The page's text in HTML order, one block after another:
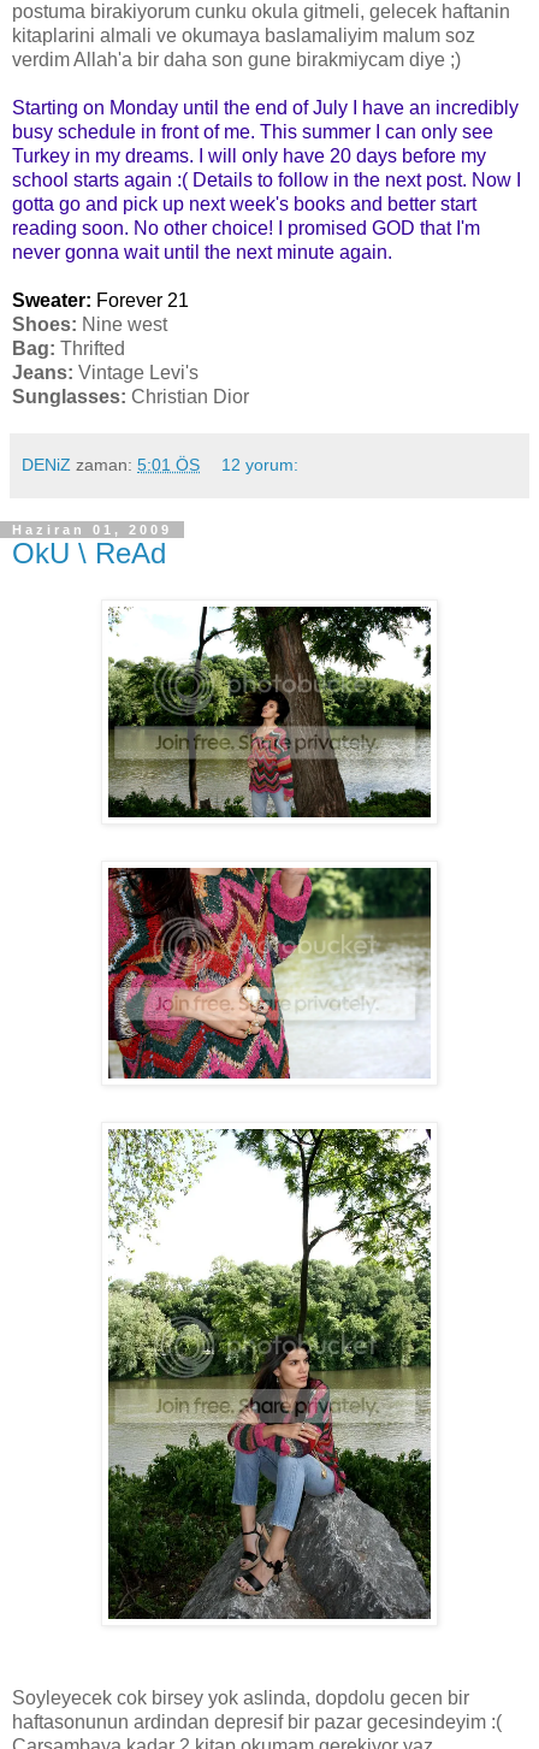
postuma birakiyorum cunku okula gitmeli, gelecek haftanin
kitaplarini almali ve okumaya baslamaliyim malum soz
verdim Allah'a bir daha son gune birakmiycam diye ;)
Starting on Monday until the end of July I have an incredibly
busy schedule in front of me. This summer I can only see
Turkey in my dreams. I will only have 20 days before my
school starts again :( Details to follow in the next post. Now I
gotta go and pick up next week's books and better start
reading soon. No other choice! I promised GOD that I'm
never gonna wait until the next minute again.
Sweater: Forever 21
Shoes: Nine west
Bag: Thrifted
Jeans: Vintage Levi's
Sunglasses: Christian Dior
DENiZ zaman: 5:01 ÖS 12 yorum:
Haziran 01, 2009
OkU \ ReAd
Soyleyecek cok birsey yok aslinda, dopdolu gecen bir
haftasonunun ardindan depresif bir pazar gecesindeyim :(